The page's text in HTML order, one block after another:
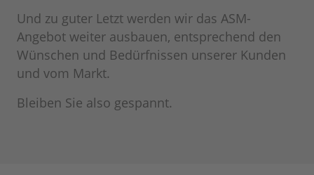
Und zu guter Letzt werden wir das ASM-
Angebot weiter ausbauen, entsprechend den
Wünschen und Bedürfnissen unserer Kunden
und vom Markt.
Bleiben Sie also gespannt.